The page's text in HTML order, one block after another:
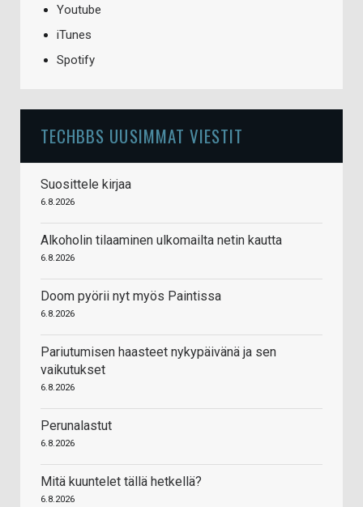
Youtube
iTunes
Spotify
TECHBBS UUSIMMAT VIESTIT
Suosittele kirjaa
6.8.2026
Alkoholin tilaaminen ulkomailta netin kautta
6.8.2026
Doom pyörii nyt myös Paintissa
6.8.2026
Pariutumisen haasteet nykypäivänä ja sen
vaikutukset
6.8.2026
Perunalastut
6.8.2026
Mitä kuuntelet tällä hetkellä?
6.8.2026